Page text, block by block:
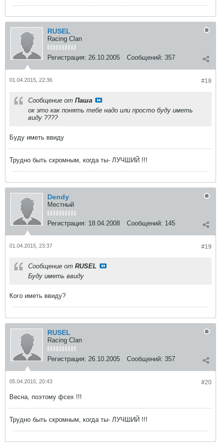
RUSEL
Racing Clan
Регистрация: 26.10.2005 Сообщений: 357
#18
01.04.2015, 22:36
Сообщение от Паша
ок это как понять тебе надо или просто буду иметь
виду ????
Буду иметь ввиду
Трудно быть скромным, когда ты- ЛУЧШИЙ !!!
Dendy
Местный
Регистрация: 18.04.2008 Сообщений: 145
#19
01.04.2015, 23:37
Сообщение от RUSEL
Буду иметь ввиду
Кого иметь ввиду?
RUSEL
Racing Clan
Регистрация: 26.10.2005 Сообщений: 357
#20
05.04.2015, 20:43
Весна, поэтому фсех !!!
Трудно быть скромным, когда ты- ЛУЧШИЙ !!!